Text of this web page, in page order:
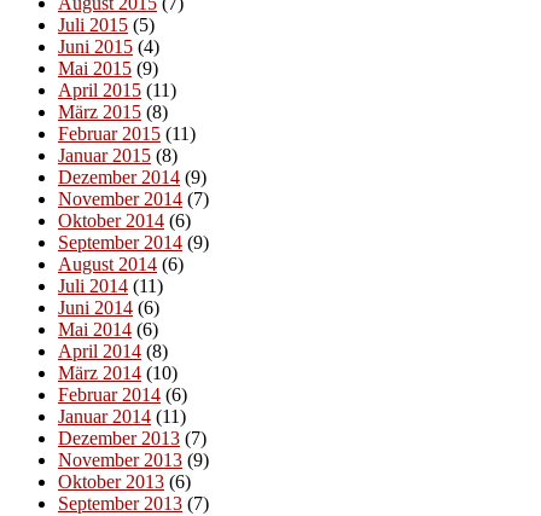
Juli 2015 (5)
Juni 2015 (4)
Mai 2015 (9)
April 2015 (11)
März 2015 (8)
Februar 2015 (11)
Januar 2015 (8)
Dezember 2014 (9)
November 2014 (7)
Oktober 2014 (6)
September 2014 (9)
August 2014 (6)
Juli 2014 (11)
Juni 2014 (6)
Mai 2014 (6)
April 2014 (8)
März 2014 (10)
Februar 2014 (6)
Januar 2014 (11)
Dezember 2013 (7)
November 2013 (9)
Oktober 2013 (6)
September 2013 (7)